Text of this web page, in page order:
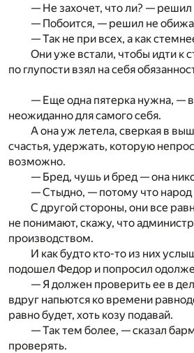
— Не захочет, что ли? —
— Побоится, — решил не
— Так не при всех, а как
Они уже встали, чтобы идти к
по глупости взял на себя
— Еще одна пятерка нужна, —
неожиданно для самого себя.
А она уж летела, сверкая в
счастья, удержать, которую
возможно.
— Бред, чушь и бред — она
— Стыдно, — потому что народ
С другой стороны, они все
не понимают, скажу, что
производством.
И как будто кто-то из них
подошел Федор и попросил
— Я должен проверить ее в
вдруг напьются ко времени
равно будет, хоть козу подавай.
— Так тем более, — сказал
проверять.